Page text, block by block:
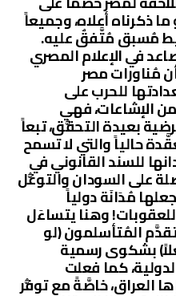
ذكرناه أعلاه، وجميعاً
مُسبق مُتَّفقٌ عليه.
في الإعلام المصري
مُناورات مصر
للحرب على
الإشاعات، فهي
بعيدة التحقُّق، تبعاً
حالياً والتي لا تسمح
للسند القانوني في
على السودان والتوغُّل
مُدَانَة دولياً
وهنا يتساءَل
المُتأسلمون (لو
بشكوى رسمية
كما فعلت
العراق، خاصَّةً مع توفُّر